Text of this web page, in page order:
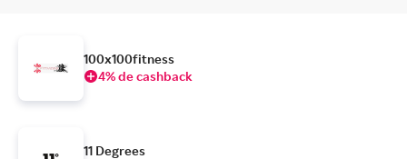
100x100fitness
4% de cashback
11 Degrees